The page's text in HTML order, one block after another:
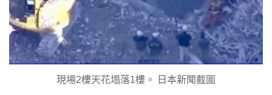
現場2樓天花塌落1樓。 日本新聞截圖